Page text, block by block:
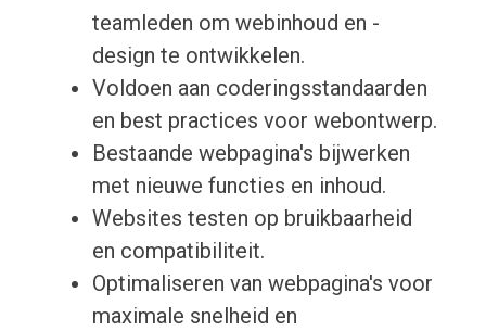
teamleden om webinhoud en -
design te ontwikkelen.
Voldoen aan coderingsstandaarden
en best practices voor webontwerp.
Bestaande webpagina's bijwerken
met nieuwe functies en inhoud.
Websites testen op bruikbaarheid
en compatibiliteit.
Optimaliseren van webpagina's voor
maximale snelheid en